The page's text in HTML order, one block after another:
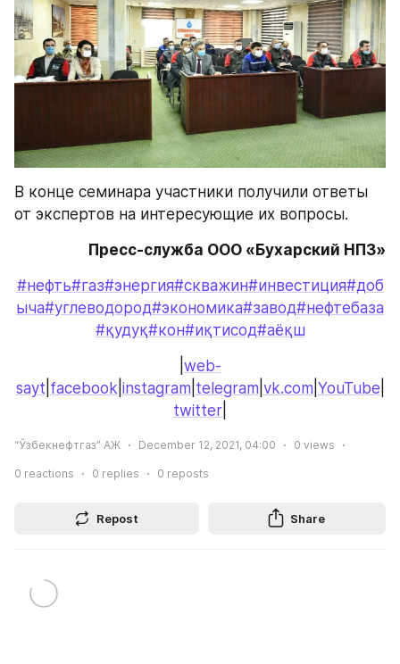
В конце семинара участники получили ответы
от экспертов на интересующие их вопросы.
Пресс-служба ООО «Бухарский НПЗ»
#нефть#газ#энергия#скважин#инвестиция#доб
ыча#углеводород#экономика#завод#нефтебаза
#қудуқ#кон#иқтисод#аёқш
web-
sayt facebook instagram telegram vk.com YouTube
twitter
“Ўзбекнефтгаз” АЖ December 12, 2021, 04:00 0 views
0 reactions 0 replies 0 reposts
Repost Share